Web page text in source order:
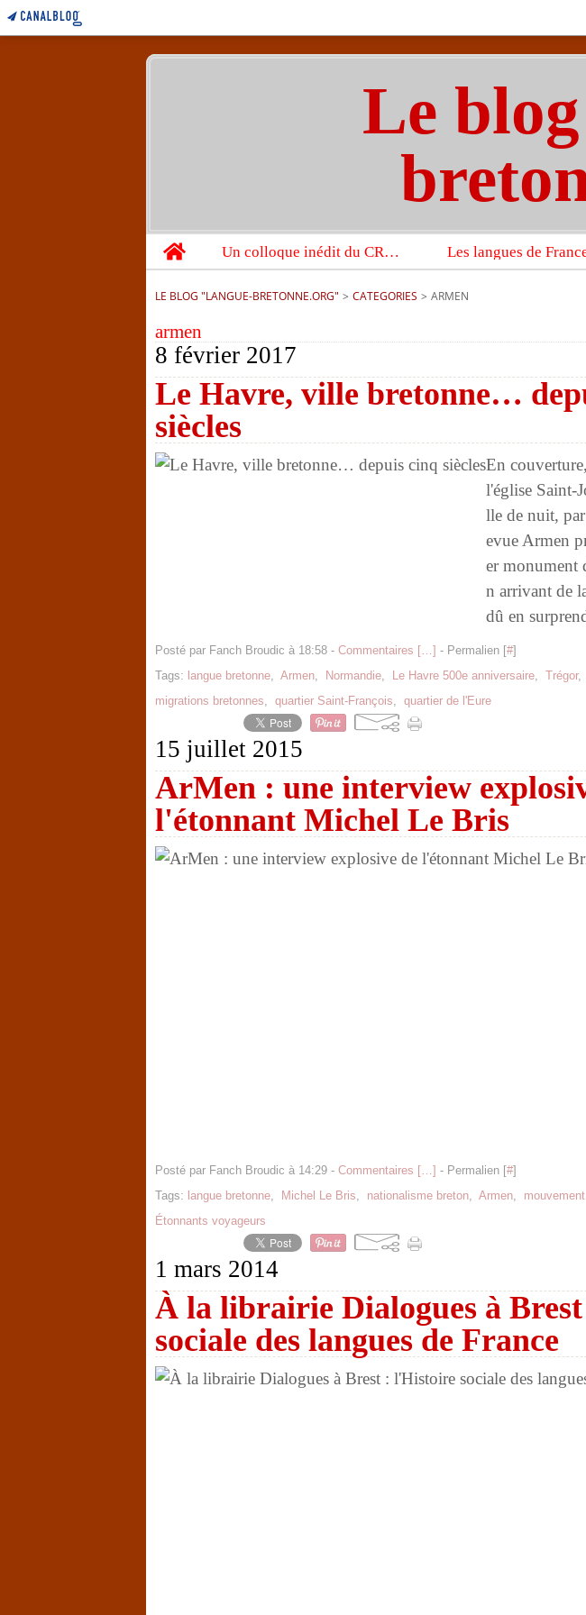
Le
Home
Un colloque inédit du CRBC sur les victimes de l’année 1944
LE BLOG "LANGUE-BRETONNE.ORG" > CATEGORIES > ARMEN
armen
8 février 2017
Le Havre, ville bretonne…
siècles
En
l'église Saint-
lle de nuit,
evue Armen
er monument
n arrivant de
dû en
Posté par Fanch Broudic à 18:58 - Commentaires […] - Permalien [#]
Tags: langue bretonne, Armen, Normandie, Le Havre 500e anniversaire, Trégor,
migrations bretonnes, quartier Saint-François, quartier de l'Eure
15 juillet 2015
ArMen : une interview
l'étonnant Michel Le Bris
Posté par Fanch Broudic à 14:29 - Commentaires […] - Permalien [#]
Tags: langue bretonne, Michel Le Bris, nationalisme breton, Armen,
Étonnants voyageurs
1 mars 2014
À la librairie Dialogues à
sociale des langues de France